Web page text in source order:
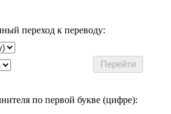
переход к переводу:
по первой букве (цифре):